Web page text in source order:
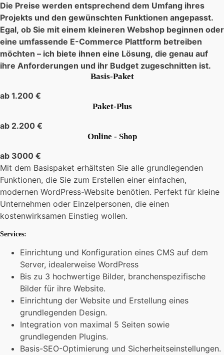
Die Preise werden entsprechend dem Umfang ihres
Projekts und den gewünschten Funktionen angepasst.
Egal, ob Sie mit einem kleineren Webshop beginnen oder
eine umfassende E-Commerce Plattform betreiben
möchten – ich biete ihnen eine Lösung, die genau auf
ihre Anforderungen und ihr Budget zugeschnitten ist.
Basis-Paket
ab 1.200 €
Paket-Plus
ab 2.200 €
Online - Shop
ab 3000 €
Mit dem Basispaket erhältsten Sie alle grundlegenden
Funktionen, die Sie zum Erstellen einer einfachen,
modernen WordPress-Website benötien. Perfekt für kleine
Unternehmen oder Einzelpersonen, die einen
kostenwirksamen Einstieg wollen.
Services:
Einrichtung und Konfiguration eines CMS auf dem
Server, idealerweise WordPress
Bis zu 3 hochwertige Bilder, branchenspezifische
Bilder für ihre Website.
Einrichtung der Website und Erstellung eines
grundlegenden Design.
Integration von maximal 5 Seiten sowie
grundlegenden Plugins.
Basis-SEO-Optimierung und Sicherheitseinstellungen.